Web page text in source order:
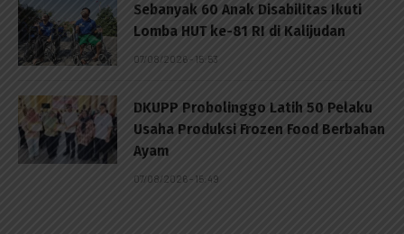
Sebanyak 60 Anak Disabilitas Ikuti
Lomba HUT ke-81 RI di Kalijudan
07/08/2026 - 15:53
DKUPP Probolinggo Latih 50 Pelaku
Usaha Produksi Frozen Food Berbahan
Ayam
07/08/2026 - 15:49